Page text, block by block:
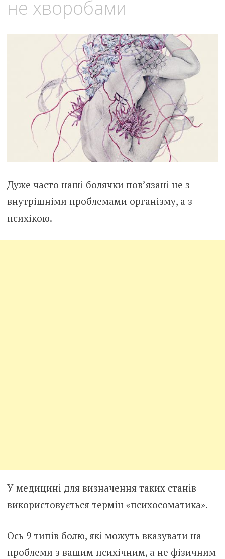
не хворобами
Дуже часто наші болячки пов’язані не з
внутрішніми проблемами організму, а з
психікою.
У медицині для визначення таких станів
використовується термін «психосоматика».
Ось 9 типів болю, які можуть вказувати на
проблеми з вашим психічним, а не фізичним